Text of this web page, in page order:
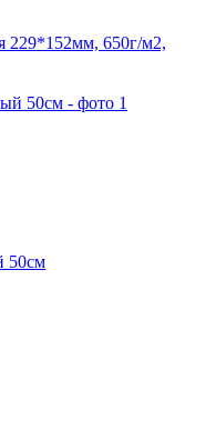
229*152мм, 650г/м2,
50см